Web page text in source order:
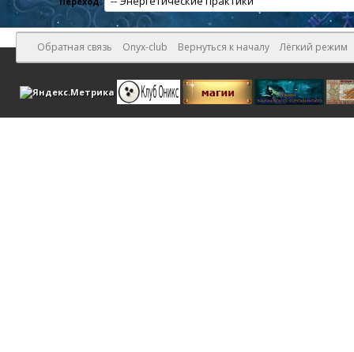
Обратная связь Onyx-club Вернуться к началу Лёгкий режим